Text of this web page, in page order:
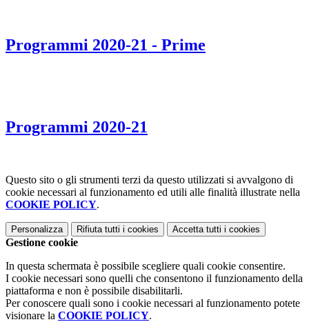
Programmi 2020-21 - Prime
Programmi 2020-21
Questo sito o gli strumenti terzi da questo utilizzati si avvalgono di
cookie necessari al funzionamento ed utili alle finalità illustrate nella
COOKIE POLICY.
Personalizza Rifiuta tutti i cookies Accetta tutti i cookies
Gestione cookie
In questa schermata è possibile scegliere quali cookie consentire.
I cookie necessari sono quelli che consentono il funzionamento della
piattaforma e non è possibile disabilitarli.
Per conoscere quali sono i cookie necessari al funzionamento potete
visionare la COOKIE POLICY.